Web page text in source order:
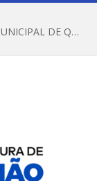
REGULAMENTO DO X CONCURSO INTERMUNICIPAL DE QUADRILHAS JUNINAS – 2026 – ARRAIÁ DA VENEZA